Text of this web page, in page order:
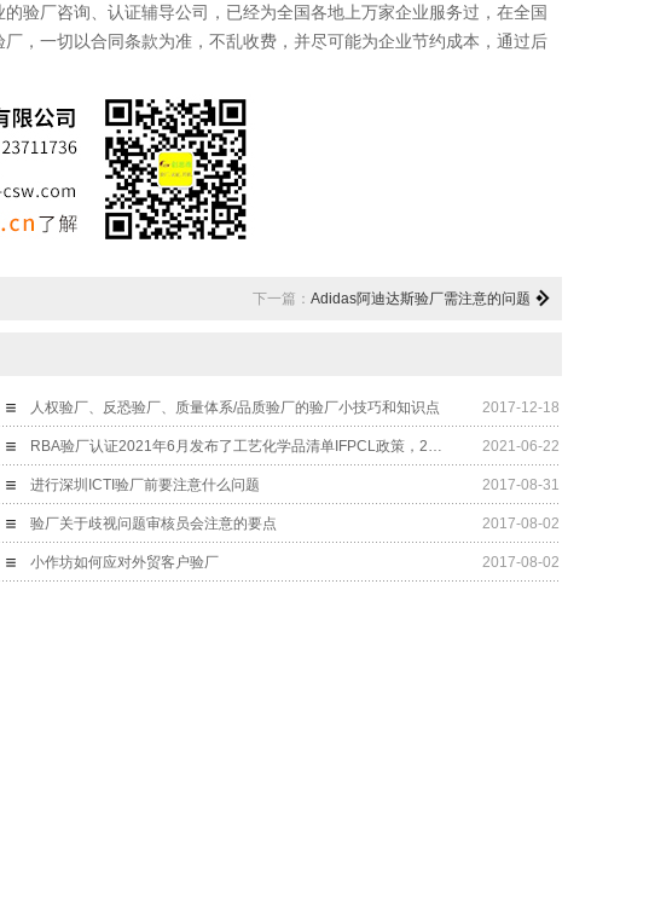
厂咨询、认证辅导公司，已经为全国各地上万家企业服务过，在全国
，一切以合同条款为准，不乱收费，并尽可能为企业节约成本，通过后
下一篇： Adidas阿迪达斯验厂需注意的问题
人权验厂、反恐验厂、质量体系/品质验厂的验厂小技巧和知识点 2017-12-18
RBA验厂认证2021年6月发布了工艺化学品清单IFPCL政策，2022年生效 2021-06-22
进行深圳ICTI验厂前要注意什么问题 2017-08-31
验厂关于歧视问题审核员会注意的要点 2017-08-02
小作坊如何应对外贸客户验厂 2017-08-02